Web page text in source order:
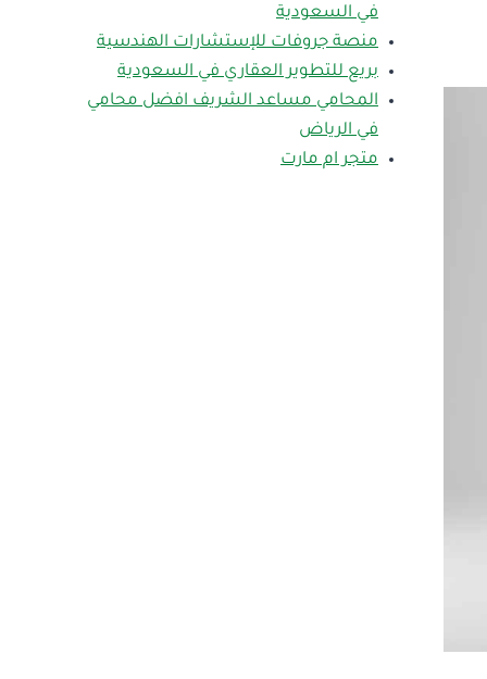
في السعودية
منصة جروفات للإستشارات الهندسية
بريع للتطوير العقاري في السعودية
المحامي مساعد الشريف افضل محامي
في الرياض
متجر ام مارت